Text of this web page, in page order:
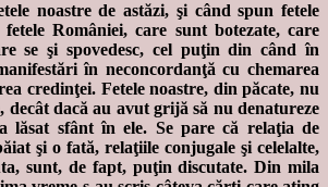
noastre de astăzi, şi când spun fetele
României, care sunt botezate, care
se şi spovedesc, cel puţin din când în
în neconcordanţă cu chemarea
credinţei. Fetele noastre, din păcate, nu
decât dacă au avut grijă să nu denatureze
lăsat sfânt în ele. Se pare că relaţia de
şi o fată, relaţiile conjugale şi celelalte,
sunt, de fapt, puţin discutate. Din mila